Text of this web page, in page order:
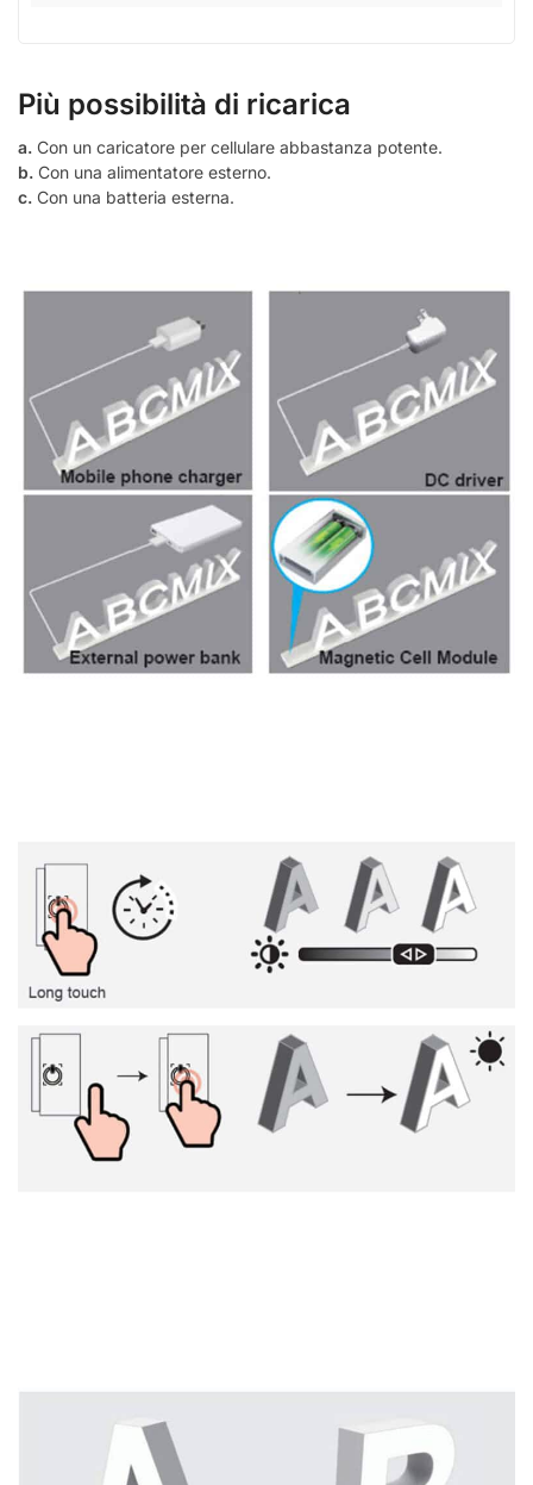
Più possibilità di ricarica
a. Con un caricatore per cellulare abbastanza potente.
b. Con una alimentatore esterno.
c. Con una batteria esterna.